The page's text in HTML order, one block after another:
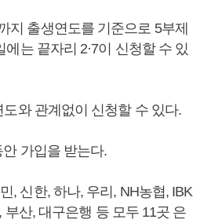
지 출생연도를 기준으로 5부제
는 끝자리 2·7이 신청할 수 있
와 관계없이 신청할 수 있다.
가입을 받는다.
, 신한, 하나, 우리, NH농협, IBK
부산, 대구은행 등 모두 11곳 은